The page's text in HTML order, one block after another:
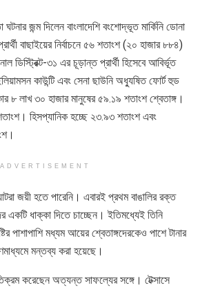
জন্ম দিলেন বাংলাদেশি বংশোদ্ভূত মার্কিনি ডোনা
বাছাইয়ের নির্বাচনে ৫৬ শতাংশ (২০ হাজার ৮৮৪)
ডিস্ট্রিক্ট-৩১ এর চূড়ান্ত প্রার্থী হিসেবে আবির্ভূত
কাউন্টি এবং সেনা ছাউনি অধ্যুষিত ফোর্ট হুড
৮ লাখ ৩০ হাজার মানুষের ৫৯.১৯ শতাংশ শ্বেতাঙ্গ।
হিসপ্যানিক হচ্ছে ২৩.৯৩ শতাংশ এবং
ADVERTISEMENT
জয়ী হতে পারেনি। এবারই প্রথম বাঙালির রক্ত
একটি ধাক্কা দিতে চাচ্ছেন। ইতিমধ্যেই তিনি
পাশাপাশি মধ্যম আয়ের শ্বেতাঙ্গদেরকেও পাশে টানার
মন্তব্য করা হয়েছে।
করেছেন অত্যন্ত সাফল্যের সঙ্গে। টেক্সাসে